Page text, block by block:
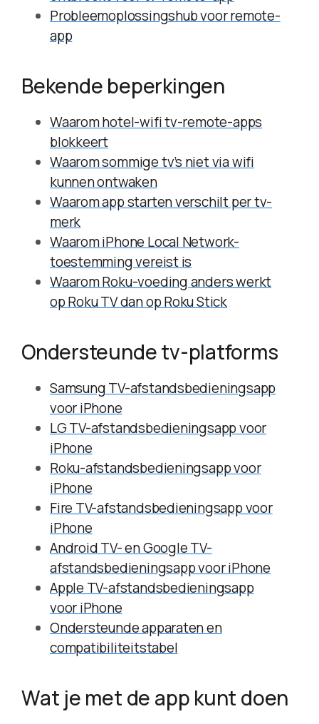
Probleemoplossingshub voor remote-
app
Bekende beperkingen
Waarom hotel-wifi tv-remote-apps
blokkeert
Waarom sommige tv’s niet via wifi
kunnen ontwaken
Waarom app starten verschilt per tv-
merk
Waarom iPhone Local Network-
toestemming vereist is
Waarom Roku-voeding anders werkt
op Roku TV dan op Roku Stick
Ondersteunde tv-platforms
Samsung TV-afstandsbedieningsapp
voor iPhone
LG TV-afstandsbedieningsapp voor
iPhone
Roku-afstandsbedieningsapp voor
iPhone
Fire TV-afstandsbedieningsapp voor
iPhone
Android TV- en Google TV-
afstandsbedieningsapp voor iPhone
Apple TV-afstandsbedieningsapp
voor iPhone
Ondersteunde apparaten en
compatibiliteitstabel
Wat je met de app kunt doen